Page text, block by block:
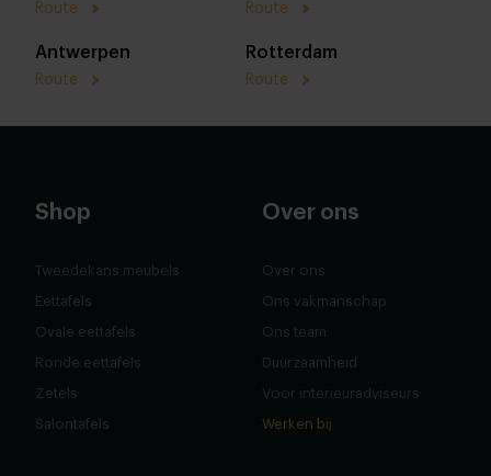
Route Route
Antwerpen
Route
Rotterdam
Route
Shop
Tweedekans meubels
Eettafels
Ovale eettafels
Ronde eettafels
Zetels
Salontafels
Over ons
Over ons
Ons vakmanschap
Ons team
Duurzaamheid
Voor interieuradviseurs
Werken bij